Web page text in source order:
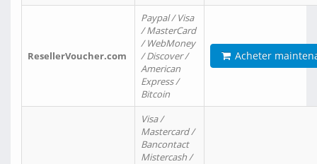
ResellerVoucher.com
Paypal / Visa
/ MasterCard
/ WebMoney
/ Discover /
American
Express /
Bitcoin
Acheter
Visa /
Mastercard /
Bancontact
Mistercash /